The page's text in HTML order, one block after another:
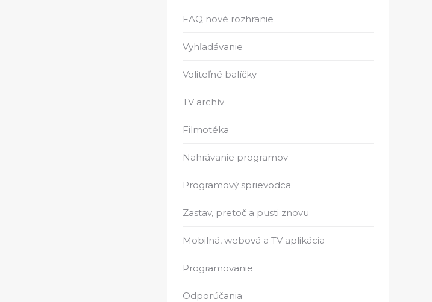
FAQ nové rozhranie
Vyhľadávanie
Voliteľné balíčky
TV archív
Filmotéka
Nahrávanie programov
Programový sprievodca
Zastav, pretoč a pusti znovu
Mobilná, webová a TV aplikácia
Programovanie
Odporúčania